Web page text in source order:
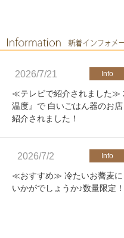
2026/7/21
≪テレビで紹介されました≫
温度』で 白いごはん器のお
紹介されました！
2026/7/2
≪おすすめ≫ 冷たいお蕎麦に
いかがでしょうか♪数量限定